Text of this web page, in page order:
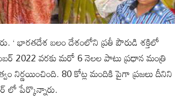
భారతదేశ బలం దేశంలోని ప్రతీ పౌరుడి శక్తిలో
2022 వరకు మరో 6 నెలల పాటు ప్రధాన మంత్రి
నిర్ణయించింది. 80 కోట్ల మందికి పైగా ప్రజలు దీనిని
లో పేర్కొన్నారు.